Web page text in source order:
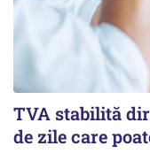
TVA stabilită
de zile care